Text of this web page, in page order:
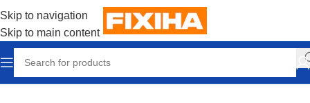
Skip to navigation
Skip to main content
Accueil/Outillages & Equipements